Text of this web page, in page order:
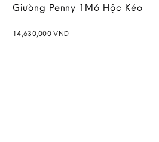
Giường Penny 1M6 Hộc Kéo
14,630,000VND